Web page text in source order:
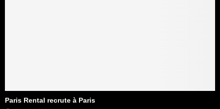
Paris Rental recrute à Paris